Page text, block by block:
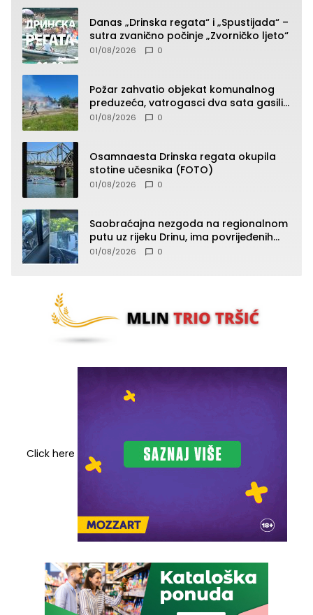
Danas „Drinska regata“ i „Spustijada“ –
sutra zvanično počinje „Zvorničko ljeto“
01/08/2026 0
Požar zahvatio objekat komunalnog
preduzeća, vatrogasci dva sata gasili
vatru (FOTO)
01/08/2026 0
Osamnaesta Drinska regata okupila
stotine učesnika (FOTO)
01/08/2026 0
Saobraćajna nezgoda na regionalnom
putu uz rijeku Drinu, ima povrijeđenih
lica (FOTO)
01/08/2026 0
Click here